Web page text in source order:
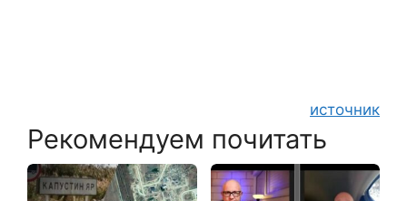
источник
Рекомендуем почитать